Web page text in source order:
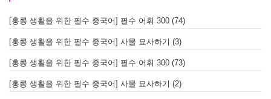
[홍콩 생활을 위한 필수 중국어] 필수 어휘 300 (74)
[홍콩 생활을 위한 필수 중국어] 사물 묘사하기 (3)
[홍콩 생활을 위한 필수 중국어] 필수 어휘 300 (73)
[홍콩 생활을 위한 필수 중국어] 사물 묘사하기 (2)